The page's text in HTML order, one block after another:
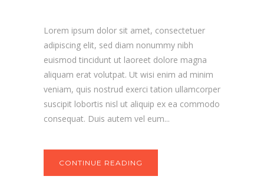
Lorem ipsum dolor sit amet, consectetuer
adipiscing elit, sed diam nonummy nibh
euismod tincidunt ut laoreet dolore magna
aliquam erat volutpat. Ut wisi enim ad minim
veniam, quis nostrud exerci tation ullamcorper
suscipit lobortis nisl ut aliquip ex ea commodo
consequat. Duis autem vel eum...
CONTINUE READING